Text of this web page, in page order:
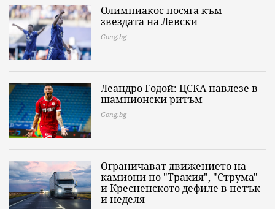
Олимпиакос посяга към
звездата на Левски
Gong.bg
Леандро Годой: ЦСКА навлезе в
шампионски ритъм
Gong.bg
Ограничават движението на
камиони по "Тракия", "Струма"
и Кресненското дефиле в петък
и неделя